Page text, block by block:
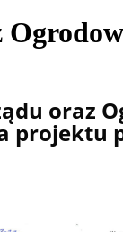
oraz
projektu